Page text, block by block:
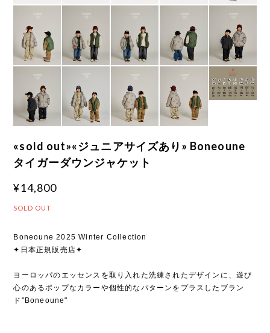
«sold out»«ジュニアサイズあり» Boneoune
タイガーダウンジャケット
¥14,800
SOLD OUT
Boneoune 2025 Winter Collection
✦日本正規販売店✦
ヨーロッパのエッセンスを取り入れた洗練されたデザインに、遊び
心のあるポップなカラーや個性的なパターンをプラスしたブラン
ド"Boneoune"